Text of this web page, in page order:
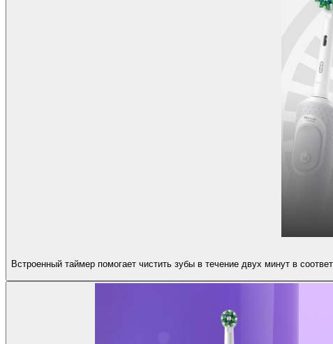
Встроенный таймер помогает чистить зубы в течение двух минут в